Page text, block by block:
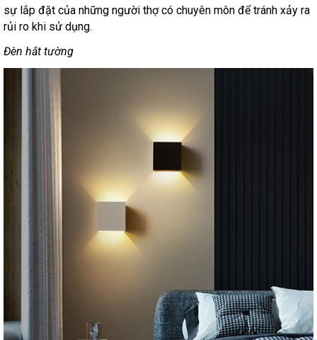
sự lắp đặt của những người thợ có chuyên môn để tránh xảy ra
rủi ro khi sử dụng.
Đèn hắt tường